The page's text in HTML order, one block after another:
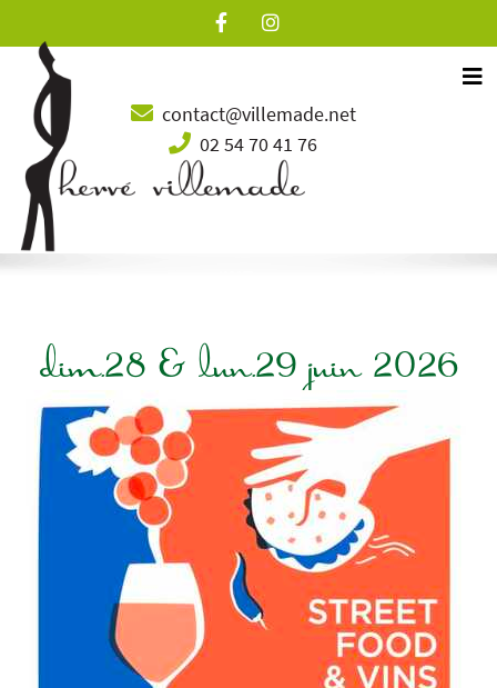
contact@villemade.net
02 54 70 41 76
dim.28 & lun.29 juin 2026